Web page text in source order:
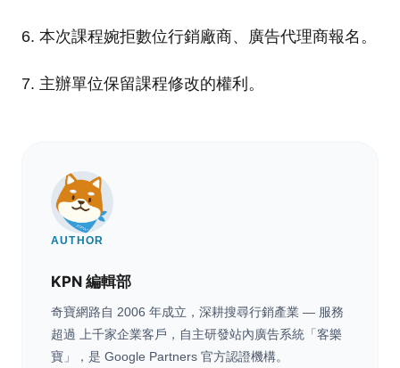
6. 本次課程婉拒數位行銷廠商、廣告代理商報名。
7. 主辦單位保留課程修改的權利。
AUTHOR
KPN 編輯部
奇寶網路自 2006 年成立，深耕搜尋行銷產業 — 服務
超過 上千家企業客戶，自主研發站內廣告系統「客樂
寶」，是 Google Partners 官方認證機構。